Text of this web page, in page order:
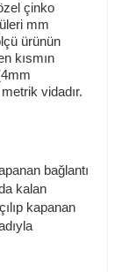
çinko
mm
ürünün
kısmın
vidadır.
bağlantı
kalan
kapanan